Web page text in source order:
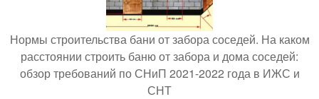
Нормы строительства бани от забора соседей. На каком
расстоянии строить баню от забора и дома соседей:
обзор требований по СНиП 2021-2022 года в ИЖС и
СНТ